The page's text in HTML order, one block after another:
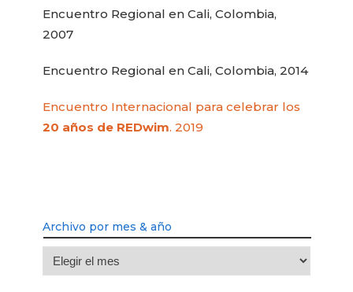
Encuentro Regional en Cali, Colombia,
2007
Encuentro Regional en Cali, Colombia, 2014
Encuentro Internacional para celebrar los
20 años de REDwim. 2019
Archivo por mes & año
Archivo
por